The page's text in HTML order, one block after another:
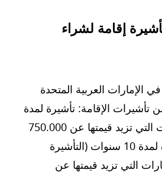
إقامة لشراء
الإمارات العربية المتحدة
الإقامة: تأشيرة لمدة
عامين لمالكي العقارات التي تزيد قيمتها عن 750.000
درهم إماراتي وتأشيرة لمدة 10 سنوات (التأشيرة
التي تزيد قيمتها عن